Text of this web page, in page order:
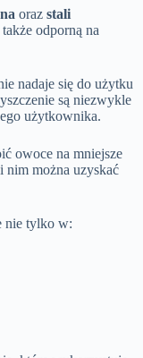
oraz stali
odporną na
nadaje się do użytku
są niezwykle
użytkownika.
owoce na mniejsze
nim można uzyskać
nie tylko w: